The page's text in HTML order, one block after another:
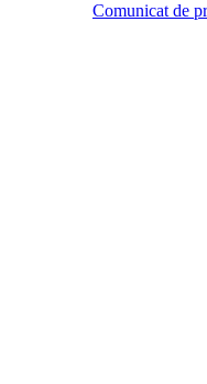
Comunicat de